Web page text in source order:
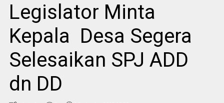
Legislator Minta
Kepala Desa Segera
Selesaikan SPJ ADD
dn DD